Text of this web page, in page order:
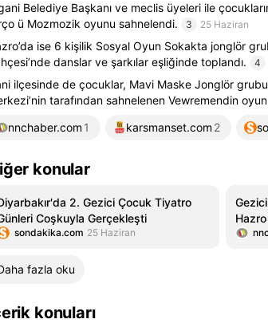
Belediye Başkanı ve meclis üyeleri ile
ü Mozmozik oyunu sahnelendi.
3 25 Haziran
ise 6 kişilik Sosyal Oyun Sokakta jonglör
danslar ve şarkılar eşliğinde toplandı.
4
ilçesinde de çocuklar, Mavi Maske Jonglör
tarafından sahnelenen Vewremendin
nnchaber.com 1 karsmanset.com 2
konular
2. Gezici Çocuk Tiyatro
Coşkuyla Gerçekleşti
sondakika.com 25 Haziran
fazla oku
konuları